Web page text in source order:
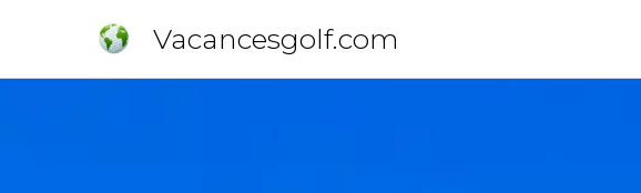
Vacancesgolf.com